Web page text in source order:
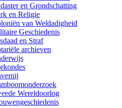
en Grondschatting
en Religie
van Weldadigheid
Geschiedenis
en Straf
archieven
Wereldoorlog